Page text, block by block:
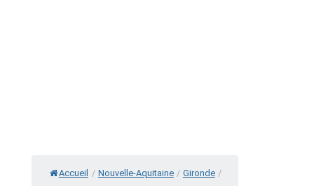
Accueil / Nouvelle-Aquitaine / Gironde /